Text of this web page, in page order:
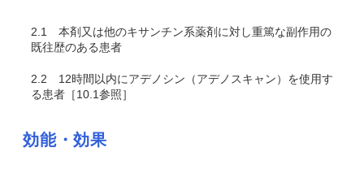
2.1
本剤又は他のキサンチン系薬剤に対し重篤な副作用の
既往歴のある患者
2.2 12時間以内にアデノシン（アデノスキャン）を使用す
る患者［10.1参照］
効能・効果